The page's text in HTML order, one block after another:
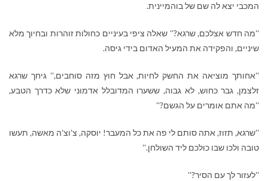
המכבי יצא לה שם של בוהמיינית.
''מה חדש אצלכם, שרגא?'' שאלה ציפי בעיניים כחולות זוהרות ובחיוך מלא
שיניים, והפקידה את המעיל האדום בידי גיסה.
''אחותך מוציאה את החשק לחיות, אבל חוץ מזה סוחבים,'' גיחך שרגא
זלצמן, גבר כחוש, לא גבוה, ששערו המדובלל אדמוני שלא כדרך הטבע,
''מה אתם אומרים על הגשם?''
''שרגא, תזוז, אתה סותם לי פה את כל המעבר! יוסקה, צ'וצ'ה מאשה, תעשו
טובה ולכו שבו כולכם ליד השולחן.''
''לעזור לך עם הסיר?''